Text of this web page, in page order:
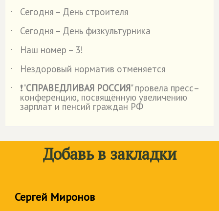
˙
Сегодня – День строителя
˙
Сегодня – День физкультурника
˙
Наш номер – 3!
˙
Нездоровый норматив отменяется
˙
❗"СПРАВЕДЛИВАЯ РОССИЯ" провела пресс–
конференцию, посвящённую увеличению
зарплат и пенсий граждан РФ
Добавь в закладки
Сергей Миронов